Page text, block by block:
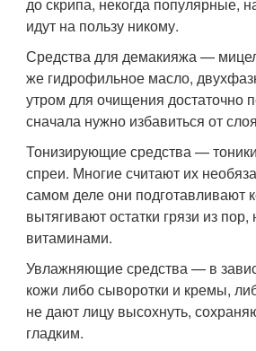
идут на пользу никому.
Средства для демакияжа —
же гидрофильное масло,
утром для очищения достаточно
сначала нужно избавиться от
Тонизирующие средства —
спреи. Многие считают их
самом деле они подготавливают
вытягивают остатки грязи из
витаминами.
Увлажняющие средства — в
кожи либо сыворотки и кремы,
не дают лицу высохнуть,
гладким.